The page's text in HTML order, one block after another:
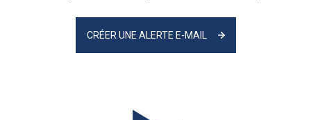
CRÉER UNE ALERTE E-MAIL